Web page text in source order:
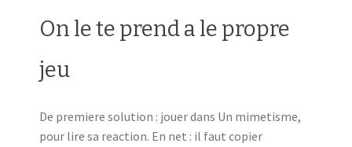
On le te prend a le propre
jeu
De premiere solution : jouer dans Un mimetisme,
pour lire sa reaction. En net : il faut copier